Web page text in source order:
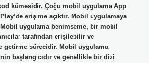
kümesidir. Çoğu mobil uygulama App
erişime açıktır. Mobil uygulamaya
uygulama benimseme, bir mobil
tarafından erişilebilir ve
getirme sürecidir. Mobil uygulama
başlangıcıdır ve genellikle bir dizi